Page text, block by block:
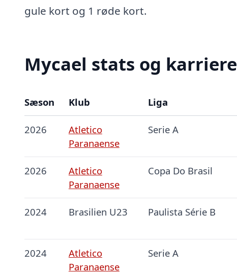
gule kort og 1 røde kort.
Mycael stats og karriere
Sæson Klub Liga
2026
Atletico
Paranaense
Serie A
2026
Atletico
Paranaense
Copa Do Brasil
2024 Brasilien U23 Paulista Série B
2024
Atletico
Paranaense
Serie A